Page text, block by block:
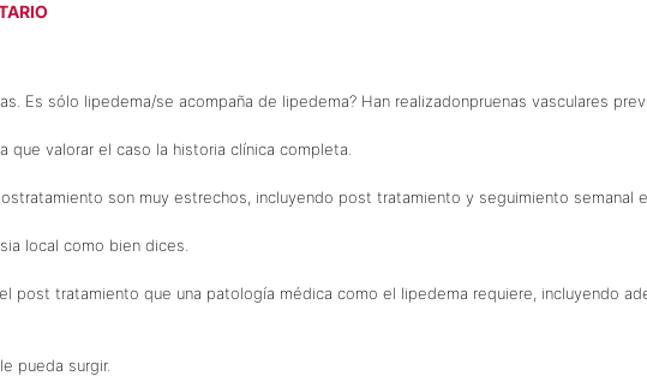
Es sólo lipedema/se acompaña de lipedema? Han realizadonpruenas vasculares
valorar el caso la historia clínica completa.
son muy estrechos, incluyendo post tratamiento y seguimiento semanal
local como bien dices.
post tratamiento que una patología médica como el lipedema requiere, incluyendo
pueda surgir.